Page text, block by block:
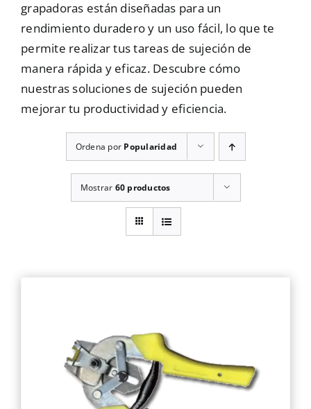
grapadoras están diseñadas para un
rendimiento duradero y un uso fácil, lo que te
permite realizar tus tareas de sujeción de
manera rápida y eficaz. Descubre cómo
nuestras soluciones de sujeción pueden
mejorar tu productividad y eficiencia.
Ordena por Popularidad
Mostrar 60 productos